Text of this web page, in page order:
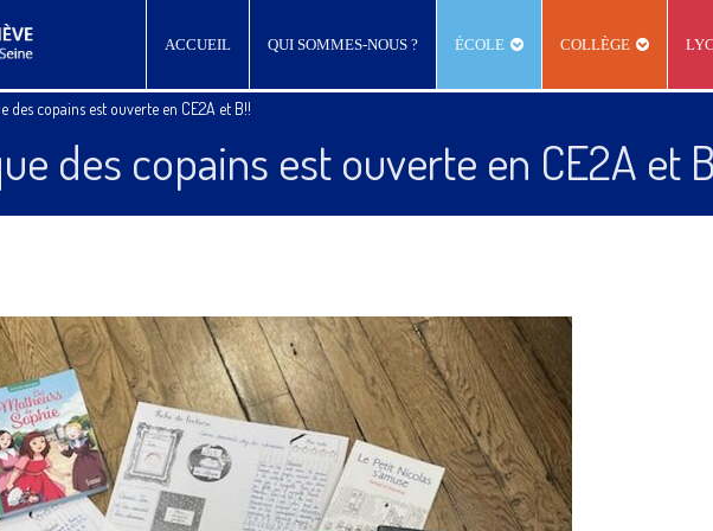
ACCUEIL QUI SOMMES-NOUS ? ÉCOLE COLLÈGE
des copains est ouverte en CE2A et B!!
des copains est ouverte en CE2A et